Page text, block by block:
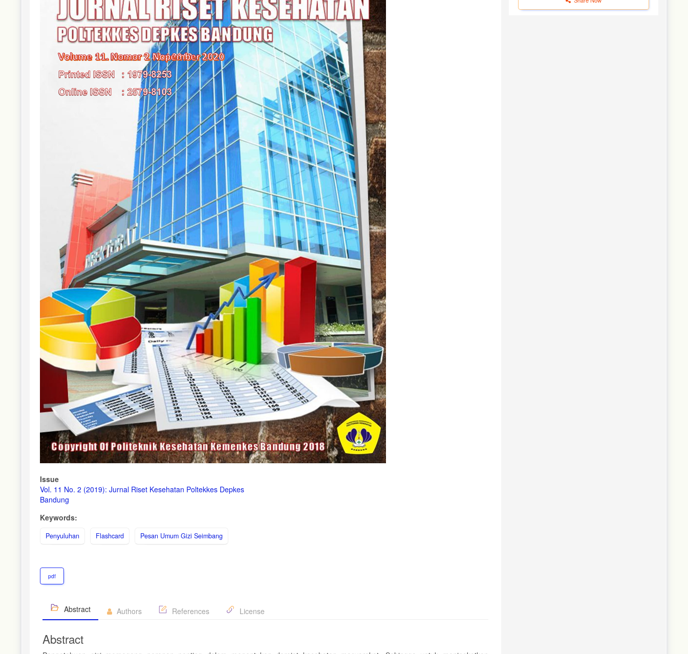
Issue
Vol. 11 No. 2 (2019): Jurnal Riset Kesehatan Poltekkes Depkes
Bandung
Keywords:
Penyuluhan Flashcard Pesan Umum Gizi Seimbang
pdf
Abstract Authors References License
Abstract